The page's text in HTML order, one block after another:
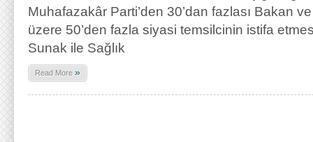
Muhafazakâr Parti’den 30’dan fazlası Bakan
üzere 50’den fazla siyasi temsilcinin istifa
Sunak ile Sağlık
Read More »